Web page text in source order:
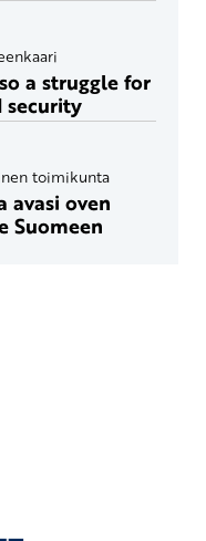
a struggle for
security
toimikunta
avasi oven
Suomeen